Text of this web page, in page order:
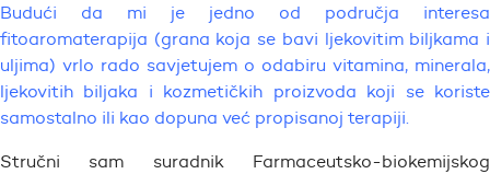
Budući da mi je jedno od područja interesa
fitoaromaterapija (grana koja se bavi ljekovitim biljkama i
uljima) vrlo rado savjetujem o odabiru vitamina, minerala,
ljekovitih biljaka i kozmetičkih proizvoda koji se koriste
samostalno ili kao dopuna već propisanoj terapiji.
Stručni sam suradnik Farmaceutsko-biokemijskog